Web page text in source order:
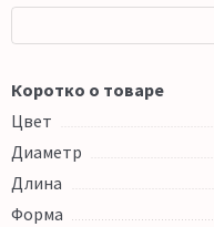
Коротко о товаре
Цвет
Диаметр
Длина
Форма